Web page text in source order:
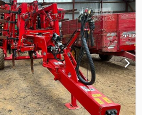
(0110) Flügelschare